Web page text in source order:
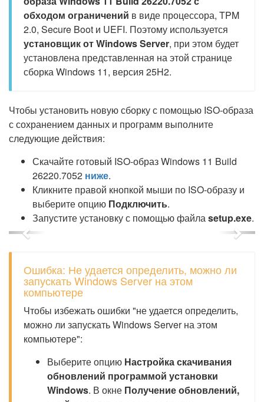
обходом ограничений в виде процессора, TPM
2.0, Secure Boot и UEFI. Поэтому используется
установщик от Windows Server, при этом будет
установлена представленная на этой странице
сборка Windows 11, версия 25H2.
Чтобы установить новую сборку с помощью ISO-образа
с сохранением данных и программ выполните
следующие действия:
Скачайте готовый ISO-образ Windows 11 Build
26220.7052 ниже.
Кликните правой кнопкой мыши по ISO-образу и
выберите опцию Подключить.
Запустите установку с помощью файлаsetup.exe.
Previous Next
Ошибка: Не удается определить, можно ли
запускать Windows Server на этом
компьютере
Чтобы избежать ошибки "не удается определить,
можно ли запускать Windows Server на этом
компьютере":
Выберите опцию Настройка скачивания
обновлений программой установки
Windows. В окне Получение обновлений,